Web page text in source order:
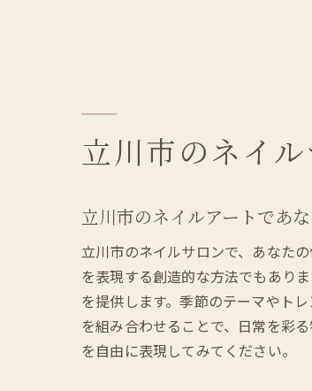
立川市のネイ
立川市のネイルアートであ
立川市のネイルサロンで、あなた
を表現する創造的な方法でもあり
を提供します。季節のテーマやト
を組み合わせることで、日常を彩
を自由に表現してみてください。